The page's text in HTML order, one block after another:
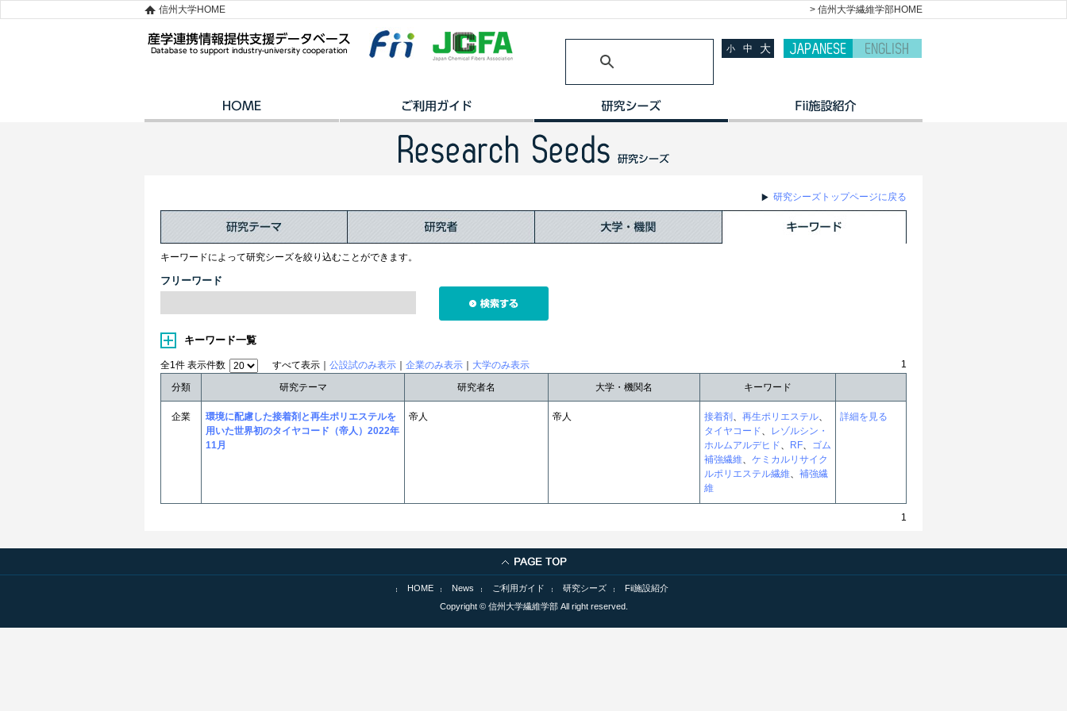
> 信州大学繊維学部HOME
信州大学HOME
小 中 大
研究シーズトップページに戻る
キーワードによって研究シーズを絞り込むことができます。
フリーワード
キーワード一覧
全1件 表示件数 すべて表示｜ 公設試のみ表示 企業のみ表示 大学のみ表示 1
分類 研究テーマ 研究者名 大学・機関名 キーワード
企業
環境に配慮した接着剤と再生ポリエステルを
用いた世界初のタイヤコード（帝人）2022年
11月
帝人 帝人 接着剤 、 再生ポリエステル、
タイヤコード、 レゾルシン・
ホルムアルデヒド、 RF、 ゴム
補強繊維、 ケミカルリサイク
ルポリエステル繊維、 補強繊
維
詳細を見る
1
HOME News ご利用ガイド 研究シーズ
Fii施設紹介
Copyright © 信州大学繊維学部 All right reserved.